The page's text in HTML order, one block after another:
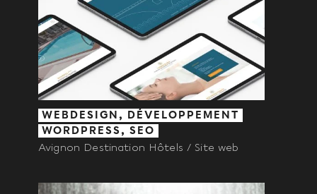
WEBDESIGN, DÉVELOPPEMENT
WORDPRESS, SEO
Avignon Destination Hôtels / Site web